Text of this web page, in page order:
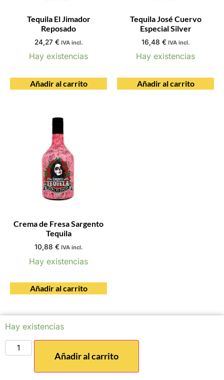
Tequila El Jimador
Reposado
24,27 € IVA incl.
Hay existencias
Añadir al carrito
Tequila José Cuervo
Especial Silver
16,48 € IVA incl.
Hay existencias
Añadir al carrito
Crema de Fresa Sargento
Tequila
10,88 € IVA incl.
Hay existencias
Añadir al carrito
Hay existencias
Añadir al carrito